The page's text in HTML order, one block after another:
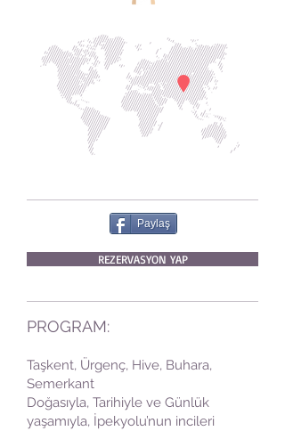
Paylaş
REZERVASYON YAP
PROGRAM:
Taşkent, Ürgenç, Hive, Buhara,
Semerkant
Doğasıyla, Tarihiyle ve Günlük
yaşamıyla, İpekyolu’nun incileri